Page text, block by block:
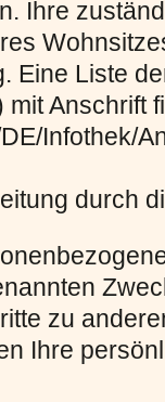
Ihre
Eine Liste
Anschrift
Infothek/
durch
zu
Ihre